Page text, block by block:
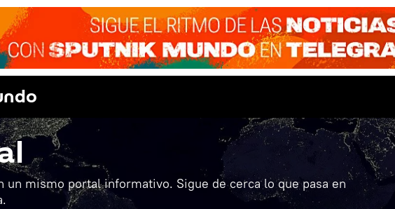
un mismo portal informativo. Sigue de cerca lo que pasa en